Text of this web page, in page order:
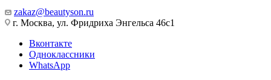
zakaz@beautyson.ru
г. Москва, ул. Фридриха Энгельса 46с1
Вконтакте
Одноклассники
WhatsApp